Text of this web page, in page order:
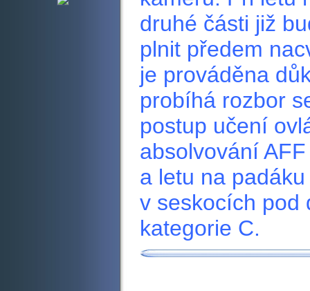
druhé části již
plnit předem
je prováděna
probíhá rozbor
postup učení
absolvování
a letu na
v seskocích pod
kategorie C.